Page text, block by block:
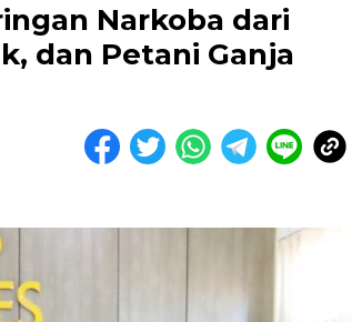
Narkoba dari
dan Petani Ganja